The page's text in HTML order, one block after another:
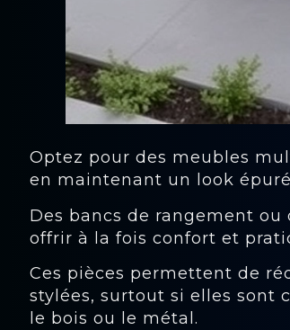
Optez pour des meubles
en maintenant un look
Des bancs de rangement
offrir à la fois confort et
Ces pièces permettent de
stylées, surtout si elles sont
le bois ou le métal.